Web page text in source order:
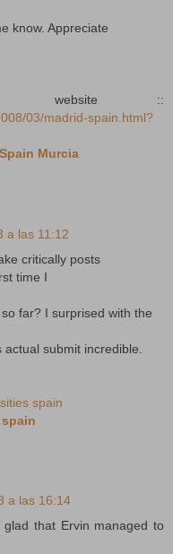
know. Appreciate
website ::
03/madrid-spain.html?
Murcia
a las 11:12
critically posts
time I
far? I surprised with the
submit incredible.
spain
a las 16:14
that Ervin managed to